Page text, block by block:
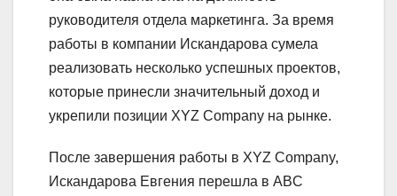
руководителя отдела маркетинга. За время
работы в компании Искандарова сумела
реализовать несколько успешных проектов,
которые принесли значительный доход и
укрепили позиции XYZ Company на рынке.
После завершения работы в XYZ Company,
Искандарова Евгения перешла в ABC